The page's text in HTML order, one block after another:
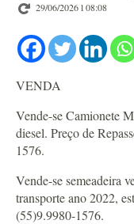
29/06/2026 l 08:08
VENDA
Vende-se Camionete
diesel. Preço de
1576.
Vende-se semeadeira
transporte ano 2022,
(55)9.9980-1576.